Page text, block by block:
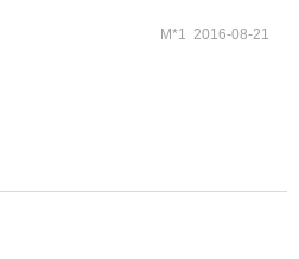
M*1 2016-08-21